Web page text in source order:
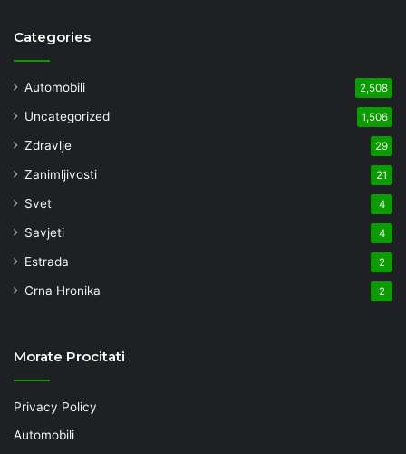
Categories
Automobili 2,508
Uncategorized 1,506
Zdravlje 29
Zanimljivosti 21
Svet 4
Savjeti 4
Estrada 2
Crna Hronika 2
Morate Procitati
Privacy Policy
Automobili